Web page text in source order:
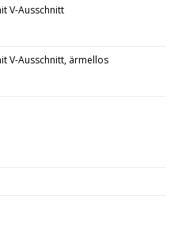
V-Ausschnitt
V-Ausschnitt, ärmellos